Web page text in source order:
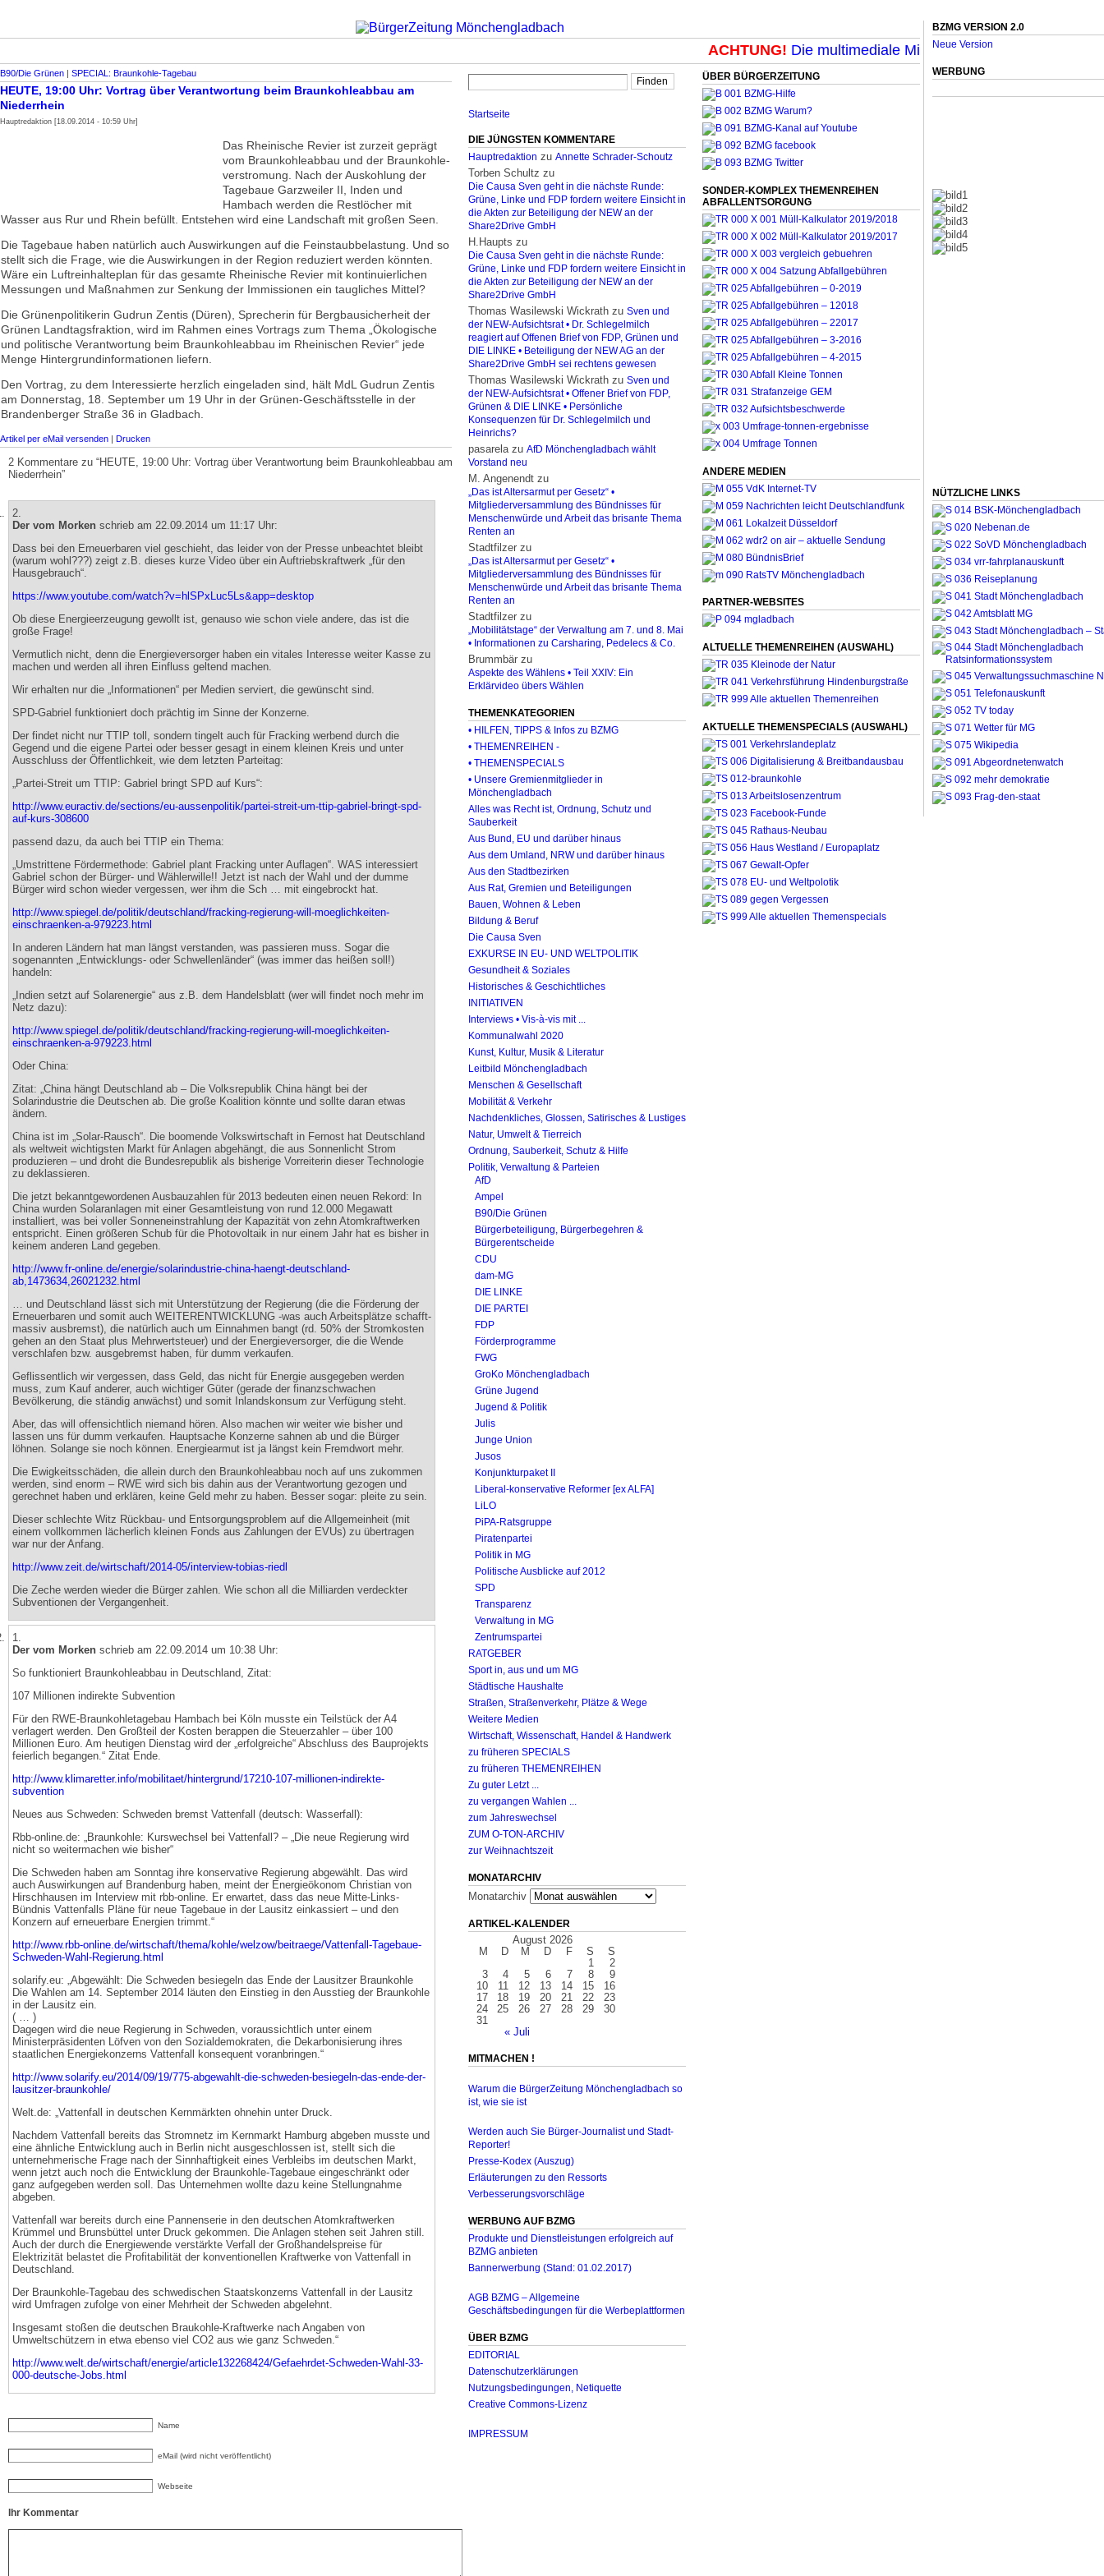
ACHTUNG!Die multimediale Mit-Mach-Zeitung für
B90/Die Grünen | SPECIAL: Braunkohle-Tagebau
HEUTE, 19:00 Uhr: Vortrag über Verantwortung beim Braunkohleabbau am
Niederrhein
Hauptredaktion [18.09.2014 - 10:59 Uhr]
Das Rheinische Revier ist zurzeit geprägt
vom Braunkohleabbau und der Braunkohle­
verstromung. Nach der Auskohlung der
Tagebaue Garzweiler II, Inden und
Hambach werden die Restlöcher mit
Wasser aus Rur und Rhein befüllt. Entstehen wird eine Landschaft mit großen Seen.
Die Tagebaue haben natürlich auch Auswirkungen auf die Feinstaubbelastung. Und so
stellt sich die Frage, wie die Auswirkungen in der Region reduziert werden könnten.
Wäre ein Luftreinhalteplan für das gesamte Rheinische Revier mit kontinuierlichen
Messungen und Maßnahmen zur Senkung der Immissionen ein taugliches Mittel?
Die Grünenpolitikerin Gudrun Zentis (Düren), Sprecherin für Bergbausicherheit der
Grünen Landtagsfraktion, wird im Rahmen eines Vortrags zum Thema „Ökologische
und politische Verantwortung beim Braunkohleabbau im Rheinischen Revier“ jede
Menge Hintergrundinformationen liefern.
Den Vortrag, zu dem Interessierte herzlich eingeladen sind, hält MdL Gudrun Zentis
am Donnerstag, 18. September um 19 Uhr in der Grünen-Geschäftsstelle in der
Brandenberger Straße 36 in Gladbach.
Artikel per eMail versenden | Drucken
2 Kommentare zu “HEUTE, 19:00 Uhr: Vortrag über Verantwortung beim Braunkohleabbau am
Niederrhein”
2.
Der vom Morken schrieb am 22.09.2014 um 11:17 Uhr:
Dass bei den Erneuerbaren viel geschieht, das leider von der Presse unbeachtet bleibt
(warum wohl???) zeigt z.B. dieses kurze Video über ein Auftriebskraftwerk „für den
Hausgebrauch“.
https://www.youtube.com/watch?v=hlSPxLuc5Ls&app=desktop
Ob diese Energieerzeugung gewollt ist, genauso wie schon viele andere, das ist die
große Frage!
Vermutlich nicht, denn die Energieversorger haben ein vitales Interesse weiter Kasse zu
machen und werden all ihren Einfluss geltend machen.
Wir erhalten nur die „Informationen“ per Medien serviert, die gewünscht sind.
SPD-Gabriel funktioniert doch prächtig im Sinne der Konzerne.
Der findet nicht nur TTIP toll, sondern tingelt auch für Fracking werbend durch die
Gegend und die eigene Partei oder besser gesagt in einem kleinen Kreis und unter
Ausschluss der Öffentlichkeit, wie dem letzten Parteitag:
„Partei-Streit um TTIP: Gabriel bringt SPD auf Kurs“:
http://www.euractiv.de/sections/eu-aussenpolitik/partei-streit-um-ttip-gabriel-bringt-spd-
auf-kurs-308600
passend dazu, da auch bei TTIP ein Thema:
„Umstrittene Fördermethode: Gabriel plant Fracking unter Auflagen“. WAS interessiert
Gabriel schon der Bürger- und Wählerwille!! Jetzt ist nach der Wahl und der dumme
Bürger wird schon wieder vergessen, wer ihm die Sch … mit eingebrockt hat.
http://www.spiegel.de/politik/deutschland/fracking-regierung-will-moeglichkeiten-
einschraenken-a-979223.html
In anderen Ländern hat man längst verstanden, was passieren muss. Sogar die
sogenannten „Entwicklungs- oder Schwellenländer“ (was immer das heißen soll!)
handeln:
„Indien setzt auf Solarenergie“ aus z.B. dem Handelsblatt (wer will findet noch mehr im
Netz dazu):
http://www.spiegel.de/politik/deutschland/fracking-regierung-will-moeglichkeiten-
einschraenken-a-979223.html
Oder China:
Zitat: „China hängt Deutschland ab – Die Volksrepublik China hängt bei der
Solarindustrie die Deutschen ab. Die große Koalition könnte und sollte daran etwas
ändern.
China ist im „Solar-Rausch“. Die boomende Volkswirtschaft in Fernost hat Deutschland
als weltweit wichtigsten Markt für Anlagen abgehängt, die aus Sonnenlicht Strom
produzieren – und droht die Bundesrepublik als bisherige Vorreiterin dieser Technologie
zu deklassieren.
Die jetzt bekanntgewordenen Ausbauzahlen für 2013 bedeuten einen neuen Rekord: In
China wurden Solaranlagen mit einer Gesamtleistung von rund 12.000 Megawatt
installiert, was bei voller Sonneneinstrahlung der Kapazität von zehn Atomkraftwerken
entspricht. Einen größeren Schub für die Photovoltaik in nur einem Jahr hat es bisher in
keinem anderen Land gegeben.
http://www.fr-online.de/energie/solarindustrie-china-haengt-deutschland-
ab,1473634,26021232.html
… und Deutschland lässt sich mit Unterstützung der Regierung (die die Förderung der
Erneuerbaren und somit auch WEITERENTWICKLUNG -was auch Arbeitsplätze schafft-
massiv ausbremst), die natürlich auch um Einnahmen bangt (rd. 50% der Stromkosten
gehen an den Staat plus Mehrwertsteuer) und der Energieversorger, die die Wende
verschlafen bzw. ausgebremst haben, für dumm verkaufen.
Geflissentlich wir vergessen, dass Geld, das nicht für Energie ausgegeben werden
muss, zum Kauf anderer, auch wichtiger Güter (gerade der finanzschwachen
Bevölkerung, die ständig anwächst) und somit Inlandskonsum zur Verfügung steht.
Aber, das will offensichtlich niemand hören. Also machen wir weiter wie bisher und
lassen uns für dumm verkaufen. Hauptsache Konzerne sahnen ab und die Bürger
löhnen. Solange sie noch können. Energiearmut ist ja längst kein Fremdwort mehr.
Die Ewigkeitsschäden, die allein durch den Braunkohleabbau noch auf uns zukommen
werden, sind enorm – RWE wird sich bis dahin aus der Verantwortung gezogen und
gerechnet haben und erklären, keine Geld mehr zu haben. Besser sogar: pleite zu sein.
Dieser schlechte Witz Rückbau- und Entsorgungsproblem auf die Allgemeinheit (mit
einem vollkommen lächerlich kleinen Fonds aus Zahlungen der EVUs) zu übertragen
war nur der Anfang.
http://www.zeit.de/wirtschaft/2014-05/interview-tobias-riedl
Die Zeche werden wieder die Bürger zahlen. Wie schon all die Milliarden verdeckter
Subventionen der Vergangenheit.
1.
Der vom Morken schrieb am 22.09.2014 um 10:38 Uhr:
So funktioniert Braunkohleabbau in Deutschland, Zitat:
107 Millionen indirekte Subvention
Für den RWE-Braunkohletagebau Hambach bei Köln musste ein Teilstück der A4
verlagert werden. Den Großteil der Kosten berappen die Steuerzahler – über 100
Millionen Euro. Am heutigen Dienstag wird der „erfolgreiche“ Abschluss des Bauprojekts
feierlich begangen.“ Zitat Ende.
http://www.klimaretter.info/mobilitaet/hintergrund/17210-107-millionen-indirekte-
subvention
Neues aus Schweden: Schweden bremst Vattenfall (deutsch: Wasserfall):
Rbb-online.de: „Braunkohle: Kurswechsel bei Vattenfall? – „Die neue Regierung wird
nicht so weitermachen wie bisher“
Die Schweden haben am Sonntag ihre konservative Regierung abgewählt. Das wird
auch Auswirkungen auf Brandenburg haben, meint der Energieökonom Christian von
Hirschhausen im Interview mit rbb-online. Er erwartet, dass das neue Mitte-Links-
Bündnis Vattenfalls Pläne für neue Tagebaue in der Lausitz einkassiert – und den
Konzern auf erneuerbare Energien trimmt.“
http://www.rbb-online.de/wirtschaft/thema/kohle/welzow/beitraege/Vattenfall-Tagebaue-
Schweden-Wahl-Regierung.html
solarify.eu: „Abgewählt: Die Schweden besiegeln das Ende der Lausitzer Braunkohle
Die Wahlen am 14. September 2014 läuten den Einstieg in den Ausstieg der Braunkohle
in der Lausitz ein.
( … )
Dagegen wird die neue Regierung in Schweden, voraussichtlich unter einem
Ministerpräsidenten Löfven von den Sozialdemokraten, die Dekarbonisierung ihres
staatlichen Energiekonzerns Vattenfall konsequent voranbringen.“
http://www.solarify.eu/2014/09/19/775-abgewahlt-die-schweden-besiegeln-das-ende-der-
lausitzer-braunkohle/
Welt.de: „Vattenfall in deutschen Kernmärkten ohnehin unter Druck.
Nachdem Vattenfall bereits das Stromnetz im Kernmarkt Hamburg abgeben musste und
eine ähnliche Entwicklung auch in Berlin nicht ausgeschlossen ist, stellt sich die
unternehmerische Frage nach der Sinnhaftigkeit eines Verbleibs im deutschen Markt,
wenn jetzt auch noch die Entwicklung der Braunkohle-Tagebaue eingeschränkt oder
ganz aufgegeben werden soll. Das Unternehmen wollte dazu keine Stellungnahme
abgeben.
Vattenfall war bereits durch eine Pannenserie in den deutschen Atomkraftwerken
Krümmel und Brunsbüttel unter Druck gekommen. Die Anlagen stehen seit Jahren still.
Auch der durch die Energiewende verstärkte Verfall der Großhandelspreise für
Elektrizität belastet die Profitabilität der konventionellen Kraftwerke von Vattenfall in
Deutschland.
Der Braunkohle-Tagebau des schwedischen Staatskonzerns Vattenfall in der Lausitz
wird Umfragen zufolge von einer Mehrheit der Schweden abgelehnt.
Insgesamt stoßen die deutschen Braukohle-Kraftwerke nach Angaben von
Umweltschützern in etwa ebenso viel CO2 aus wie ganz Schweden.“
http://www.welt.de/wirtschaft/energie/article132268424/Gefaehrdet-Schweden-Wahl-33-
000-deutsche-Jobs.html
Name
eMail (wird nicht veröffentlicht)
Webseite
Ihr Kommentar
Startseite
DIE JÜNGSTEN KOMMENTARE
Hauptredaktion zu Annette Schrader-Schoutz
Torben Schultz zu
Die Causa Sven geht in die nächste Runde:
Grüne, Linke und FDP fordern weitere Einsicht in
die Akten zur Beteiligung der NEW an der
Share2Drive GmbH
H.Haupts zu
Die Causa Sven geht in die nächste Runde:
Grüne, Linke und FDP fordern weitere Einsicht in
die Akten zur Beteiligung der NEW an der
Share2Drive GmbH
Thomas Wasilewski Wickrath zu Sven und
der NEW-Aufsichtsrat • Dr. Schlegelmilch
reagiert auf Offenen Brief von FDP, Grünen und
DIE LINKE • Beteiligung der NEW AG an der
Share2Drive GmbH sei rechtens gewesen
Thomas Wasilewski Wickrath zu Sven und
der NEW-Aufsichtsrat • Offener Brief von FDP,
Grünen & DIE LINKE • Persönliche
Konsequenzen für Dr. Schlegelmilch und
Heinrichs?
pasarelazu AfD Mönchengladbach wählt
Vorstand neu
M. Angenendt zu
„Das ist Altersarmut per Gesetz“ •
Mitgliederversammlung des Bündnisses für
Menschenwürde und Arbeit das brisante Thema
Renten an
Stadtfilzer zu
„Das ist Altersarmut per Gesetz“ •
Mitgliederversammlung des Bündnisses für
Menschenwürde und Arbeit das brisante Thema
Renten an
Stadtfilzer zu
„Mobilitätstage“ der Verwaltung am 7. und 8. Mai
• Informationen zu Carsharing, Pedelecs & Co.
Brummbär zu
Aspekte des Wählens • Teil XXIV: Ein
Erklärvideo übers Wählen
THEMENKATEGORIEN
• HILFEN, TIPPS & Infos zu BZMG
• THEMENREIHEN -
• THEMENSPECIALS
• Unsere Gremienmitglieder in
Mönchengladbach
Alles was Recht ist, Ordnung, Schutz und
Sauberkeit
Aus Bund, EU und darüber hinaus
Aus dem Umland, NRW und darüber hinaus
Aus den Stadtbezirken
Aus Rat, Gremien und Beteiligungen
Bauen, Wohnen & Leben
Bildung & Beruf
Die Causa Sven
EXKURSE IN EU- UND WELTPOLITIK
Gesundheit & Soziales
Historisches & Geschichtliches
INITIATIVEN
Interviews • Vis-à-vis mit ...
Kommunalwahl 2020
Kunst, Kultur, Musik & Literatur
Leitbild Mönchengladbach
Menschen & Gesellschaft
Mobilität & Verkehr
Nachdenkliches, Glossen, Satirisches & Lustiges
Natur, Umwelt & Tierreich
Ordnung, Sauberkeit, Schutz & Hilfe
Politik, Verwaltung & Parteien
AfD
Ampel
B90/Die Grünen
Bürgerbeteiligung, Bürgerbegehren &
Bürgerentscheide
CDU
dam-MG
DIE LINKE
DIE PARTEI
FDP
Förderprogramme
FWG
GroKo Mönchengladbach
Grüne Jugend
Jugend & Politik
Julis
Junge Union
Jusos
Konjunkturpaket II
Liberal-konservative Reformer [ex ALFA]
LiLO
PiPA-Ratsgruppe
Piratenpartei
Politik in MG
Politische Ausblicke auf 2012
SPD
Transparenz
Verwaltung in MG
Zentrumspartei
RATGEBER
Sport in, aus und um MG
Städtische Haushalte
Straßen, Straßenverkehr, Plätze & Wege
Weitere Medien
Wirtschaft, Wissenschaft, Handel & Handwerk
zu früheren SPECIALS
zu früheren THEMENREIHEN
Zu guter Letzt ...
zu vergangen Wahlen ...
zum Jahreswechsel
ZUM O-TON-ARCHIV
zur Weihnachtszeit
MONATARCHIV
Monatarchiv
ARTIKEL-KALENDER
August 2026
M
D M D F S S
« Juli
1
2
3
4 5 6 7 8
9
10
11 12 13 14 15
16
17
18 19 20 21 22
23
24
25 26 27 28 29
30
31
MITMACHEN !
Warum die BürgerZeitung Mönchengladbach so
ist, wie sie ist
Werden auch Sie Bürger-Journalist und Stadt-
Reporter!
Presse-Kodex (Auszug)
Erläuterungen zu den Ressorts
Verbesserungsvorschläge
WERBUNG AUF BZMG
Produkte und Dienstleistungen erfolgreich auf
BZMG anbieten
Bannerwerbung (Stand: 01.02.2017)
AGB BZMG – Allgemeine
Geschäftsbedingungen für die Werbeplattformen
ÜBER BZMG
EDITORIAL
Datenschutzerklärungen
Nutzungsbedingungen, Netiquette
Creative Commons-Lizenz
IMPRESSUM
ÜBER BÜRGERZEITUNG
SONDER-KOMPLEX THEMENREIHEN
ABFALLENTSORGUNG
ANDERE MEDIEN
PARTNER-WEBSITES
ALTUELLE THEMENREIHEN (AUSWAHL)
AKTUELLE THEMENSPECIALS (AUSWAHL)
BZMG VERSION 2.0
Neue Version
WERBUNG
NÜTZLICHE LINKS